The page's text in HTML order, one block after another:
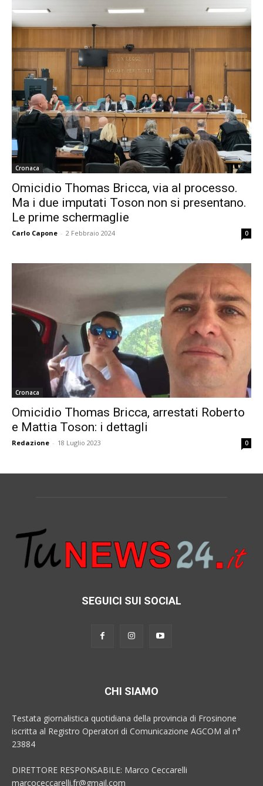
Cronaca
Omicidio Thomas Bricca, via al processo.
Ma i due imputati Toson non si presentano.
Le prime schermaglie
Carlo Capone - 2 Febbraio 2024 0
Cronaca
Omicidio Thomas Bricca, arrestati Roberto
e Mattia Toson: i dettagli
Redazione - 18 Luglio 2023 0
SEGUICI SUI SOCIAL
CHI SIAMO
Testata giornalistica quotidiana della provincia di Frosinone
iscritta al Registro Operatori di Comunicazione AGCOM al n°
23884
DIRETTORE RESPONSABILE: Marco Ceccarelli
marcoceccarelli.fr@gmail.com